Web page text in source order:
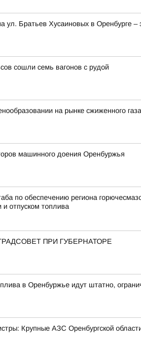
ул. Братьев Хусаиновых в Оренбурге –
сошли семь вагонов с рудой
на рынке сжиженного
машинного доения Оренбуржья
по обеспечению региона
и отпуском топлива
ПРИ ГУБЕРНАТОРЕ
в Оренбуржье идут штатно,
Крупные АЗС Оренбургской